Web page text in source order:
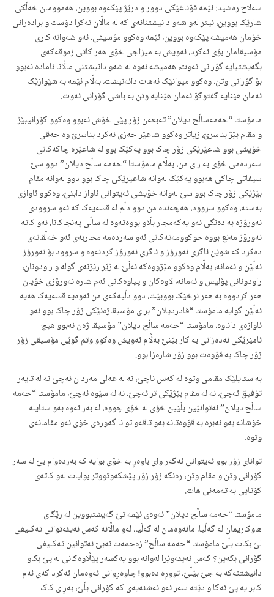
سەلاح رەشید: ئێمە قۆناغێکی دوور و درێژ پێکەوە بووین، هەموومان خەڵکی
شارێک بووین، ئیتر لەو شەو دانیشتنانەی کە لە ماڵان ئەکرا دۆست و برادەرانی
خۆمان هەمیشە پێکەوە بووین، ئێمە وەکوو مۆسیقی، ئەو شەوانە کاری
مۆسیقامان بۆی ئەکرد، ئەویش بە میزاجی خۆی هەر کاتی زەوقەکەی
بگەیشتبایە گۆرانی ئەوت، هەمیشە ئەوە لە شەو دانیشتنی ماڵانا ئامادە نەبوو
بۆ گۆرانی وتن، وەکوو میوانێک ئەهات دائەنیشت، بەڵام ئێمە بە شێوازێک
ئەمان هێنایە گفتوگۆ ئەمان هێنایە وتن بە باشی گۆرانی ئەوت.
مامۆستا “حەمەساڵح دیلان” تەبعەن زۆر پێی خۆش نەبوو وەکوو گۆرانیبێژ
و مقام بێژ بناسرێ، زیاتر وەکوو شاعێر حەزی ئەکرد بناسرێ وە حەقی
خۆیشی بوو شاعێرێکی زۆر چاک بوو یەکێک بوو لە شاعێرە چاکەکانی
سەردەمی خۆی بە رای من، بەڵام مامۆستا “حەمە ساڵح دیلان” دوو سێ
سیفاتی چاکی هەبوو یەکێک لەوانە شاعیرێکی چاک بوو دوو لەوانە مقام
بێژێکی زۆر چاک بوو سێ لەوانە خۆیشی ئەیتوانی ئاواز دابنێ، وەکوو ئاوازی
بەستە، وەکوو سروود، هەچەندە من دوو دڵم لە قسەیەک کە ئەو سروودی
نەورۆزە بە دەنگی ئەو یەکەمجار بڵاو بووەتەوە لە ساڵی پەنجاکانا، ئەو کاتە
نەورۆز مەنع بووە حوکوومەتەکانی ئەو سەردەمە محاربەی ئەو خەڵقانەی
دەکرد کە شوێن ئاگری نەورۆز و ئاگری نەورۆز کردنەوە و سروود بۆ نەورۆز
ئەڵێن و ئەمانە، بەڵام وەکوو مێژووەکە ئەڵێ لە ژێر رێژنەی گولە و راودونان،
راودونانی پۆلیس و ئەمانە، لاوەکان و پیاوەکانی ئەم شارە نەورۆزی خۆیان
هەر کردووە بە هەر نرخێک بووبێت، دوو دڵیەکەی من ئەوەیە قسەیەک هەیە
ئەڵێن گوایە مامۆستا “قادردیلان” برای مۆسیقاژەنێکی زۆر چاک بوو ئەو
ئاوازەی داناوە، مامۆستا “حەمە ساڵح دیلان” مۆسیقا ژەن نەبوو هیچ
ئامێرێکی نەدەزانی بە کار بێنێ بەڵام ئەویش وەکوو وتم گوێی مۆسیقی زۆر
زۆر چاک بە قۆوەت بوو زۆر شارەزا بوو.
بە ستایلێک مقامی وتوە لە کەس ناچێ، نە لە عەلی مەردان ئەچێ نە لە تایەر
تۆفیق ئەچێ، نە لە مقام بێژێکی تر ئەچێ، نە لە سێوە ئەچێ، مامۆستا “حەمە
ساڵح دیلان” ئەتوانێین بڵێین خۆی لە خۆی چووە، لە بەر ئەوە بەو ستایلە
خۆشانە بەو نەبرە بە قۆوەتانە بەو تاقەو توانا گەورەی خۆی ئەو مقامانەی
وتوە.
توانای زۆر بوو ئەیتوانی ئەگەر وای باوەڕ بە خۆی بوایە کە بەردەوام بێ لە سەر
گۆرانی وتن و مقام وتن، رەنگە زۆر زۆر پێشکەوتووتر بوایات لەو کاتەی
کۆتایی بە تەمەنی هات.
مامۆستا “حەمە ساڵح دیلان” ئەوەی ئێمە تێ گەیشتبووین لە رێگای
هاوکاریمان لە گەڵیا، مانەوەمان لە گەڵیا، لەو ماڵانە کەس نەیئەتوانی تەکلیفی
لێ بکات بڵێ مامۆستا “حەمە ساڵح” زەحمەت نەبێ ئەتوانین تەکلیفی
گۆرانی بکەین؟ کەس نەیئەوێرا لەوانە بوو یەکسەر پێڵاوەکانی لە پێ بکاو
دانیشتنەکە بە جێ بێڵێ، تووڕە دەبوو! چاوەڕوانی ئەوەمان ئەکرد کەی ئەم
کابرایە پێ ئەگا و دێتە سەر ئەو نەشئەیەی کە گۆرانی بڵێ، بەڕای کاک